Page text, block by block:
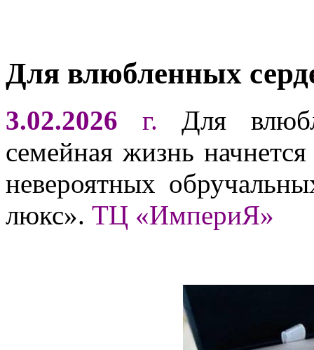
Для влюбленных
3.02.2026 г. Для
семейная жизнь
невероятных
люкс». ТЦ «ИмпериЯ»